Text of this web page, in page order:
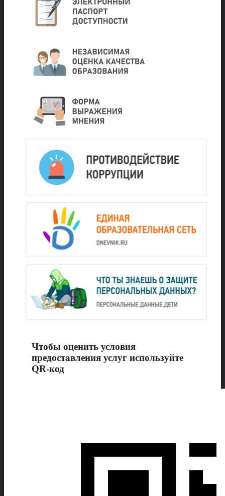
Чтобы оценить условия
предоставления услуг используйте
QR-код